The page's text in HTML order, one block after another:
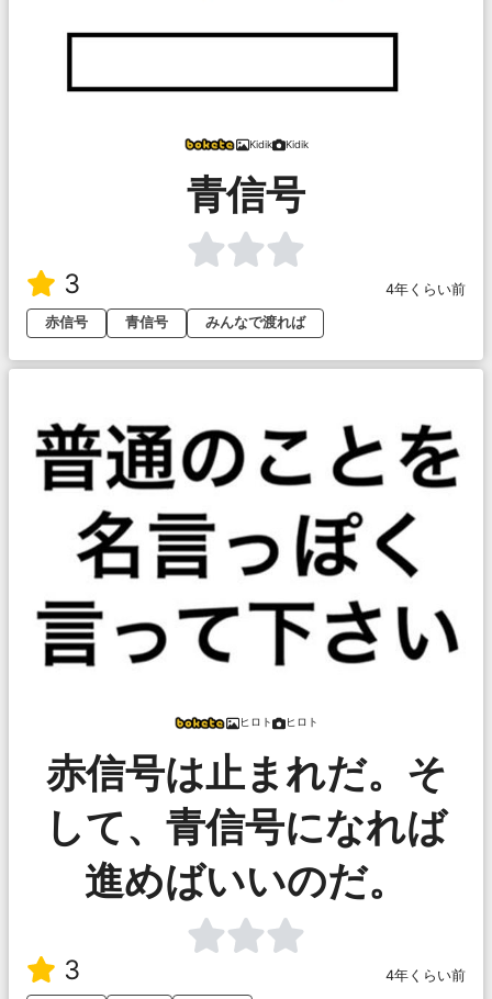
Kidik Kidik
青信号
3
4年くらい前
赤信号
青信号 みんなで渡れば
ヒロト ヒロト
赤信号は止まれだ。そ
して、青信号になれば
進めばいいのだ。
3
4年くらい前